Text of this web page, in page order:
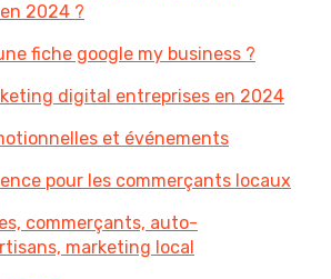
2024 ?
fiche google my business ?
digital entreprises en 2024
et événements
pour les commerçants locaux
commerçants, auto-
marketing local